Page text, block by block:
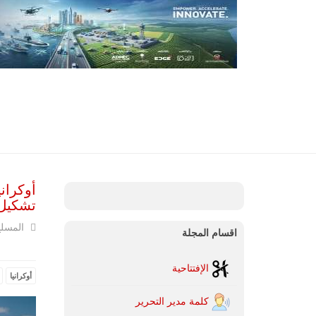
أوكرانيا
اقسام المجلة
الإفتتاحية
كلمة مدير التحرير